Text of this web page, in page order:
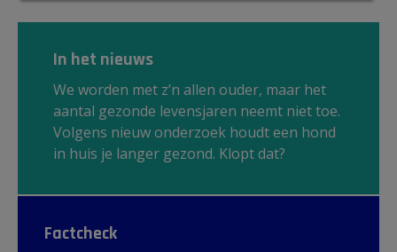
In het nieuws
We worden met z’n allen ouder, maar het
aantal gezonde levensjaren neemt niet toe.
Volgens nieuw onderzoek houdt een hond
in huis je langer gezond. Klopt dat?
Factcheck